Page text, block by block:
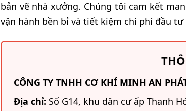
bản vẽ nhà xưởng. Chúng tôi cam kết
vận hành bền bỉ và tiết kiệm chi phí đầu
CÔNG TY TNHH CƠ KHÍ MINH AN
Địa chỉ: Số G14, khu dân cư ấp Thanh